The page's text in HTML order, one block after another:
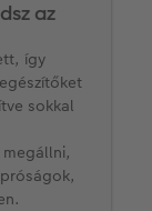
az
így
sokkal